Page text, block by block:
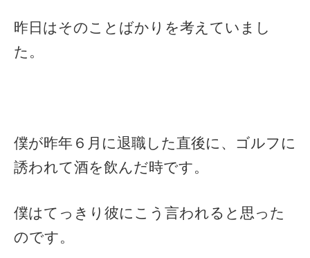
昨日はそのことばかりを考えていまし
た。
僕が昨年６月に退職した直後に、ゴルフに
誘われて酒を飲んだ時です。
僕はてっきり彼にこう言われると思った
のです。